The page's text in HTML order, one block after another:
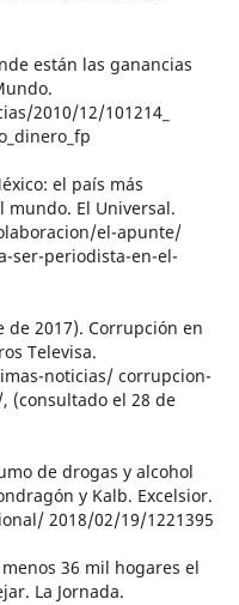
están las ganancias
2010/12/101214_
el país más
El Universal.
el-apunte/
ser-periodista-en-el-
de 2017). Corrupción en
Televisa.
noticias/ corrupcion-
(consultado el 28 de
de drogas y alcohol
y Kalb. Excelsior.
2018/02/19/1221395
36 mil hogares el
La Jornada.